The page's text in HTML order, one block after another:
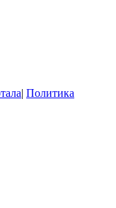
| Политика